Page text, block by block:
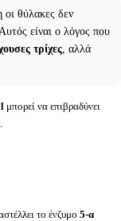
οι θύλακες δεν
είναι ο λόγος που
τρίχες, αλλά
μπορεί να επιβραδύνει
το ένζυμο 5-α